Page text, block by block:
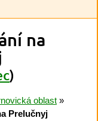
na
)
oblast »
Prelučnyj